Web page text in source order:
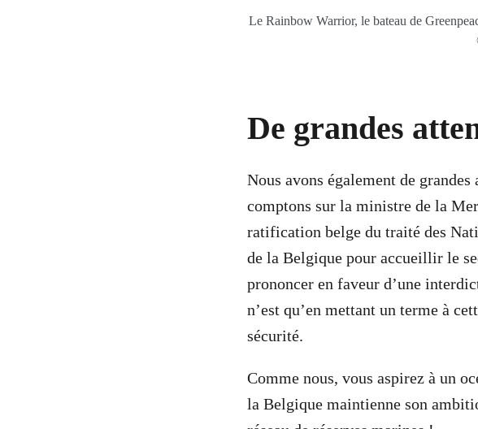
Le Rainbow Warrior, le bateau de
De grandes
Nous avons également de
comptons sur la ministre de la
ratification belge du traité des
de la Belgique pour accueillir le
prononcer en faveur d’une
n’est qu’en mettant un terme à
sécurité.
Comme nous, vous aspirez à un
la Belgique maintienne son